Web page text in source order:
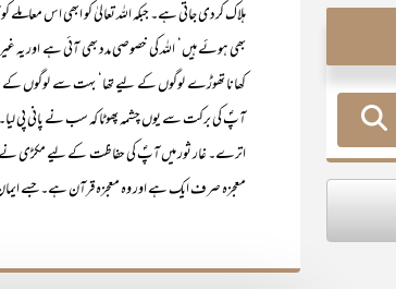
ہلاک کردی جاتی ہے۔ جبکہ اللہ تعالیٰ کو ابھی اس
بھی ہوئے ہیں‘ اللہ کی خصوصی مدد بھی آئی ہے اور یہ
کھانا تھوڑے لوگوں کے لیے تھا‘ بہت سے لوگوں کے
آپؐ کی برکت سے یوں چشمہ پھوٹا کہ سب نے پانی پی
اترے۔ غار ثور میں آپؐ کی حفاظت کے لیے مکڑی نے
معجزہ صرف ایک ہے اور وہ معجزہ قرآن ہے۔ جسے